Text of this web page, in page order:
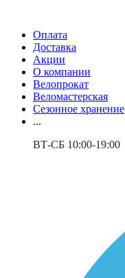
Оплата
Доставка
Акции
О компании
Велопрокат
Веломастерская
Сезонное хранение
...
ВТ-СБ 10:00-19:00